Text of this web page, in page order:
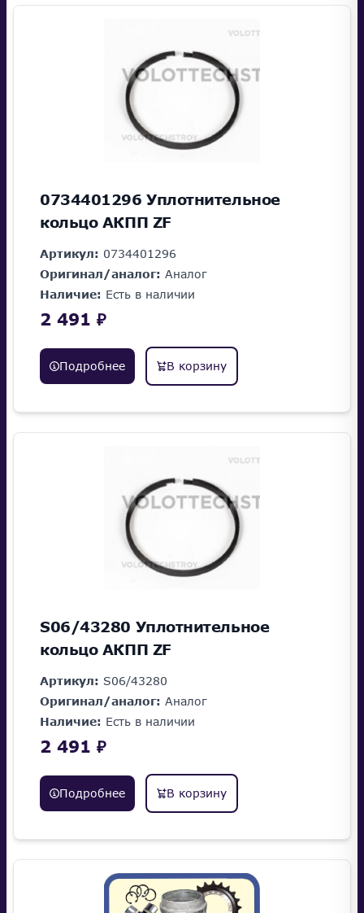
0734401296 Уплотнительное
кольцо АКПП ZF
Артикул: 0734401296
Оригинал/аналог: Аналог
Наличие: Есть в наличии
2 491 ₽
Подробнее В корзину
S06/43280 Уплотнительное
кольцо АКПП ZF
Артикул: S06/43280
Оригинал/аналог: Аналог
Наличие: Есть в наличии
2 491 ₽
Подробнее В корзину